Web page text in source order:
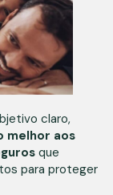
claro,
melhor aos
que
para proteger